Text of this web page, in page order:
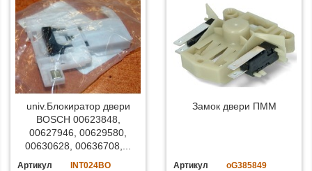
univ.Блокиратор двери
BOSCH 00623848,
00627946, 00629580,
00630628, 00636708,...
Артикул INT024BO
Замок двери ПММ
Артикул oG385849